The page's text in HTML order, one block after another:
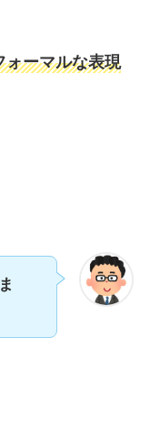
ォーマルな表現